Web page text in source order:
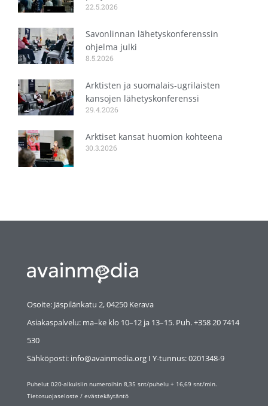
22.5.2026
Savonlinnan lähetyskonferenssin
ohjelma julki
8.5.2026
Arktisten ja suomalais-ugrilaisten
kansojen lähetyskonferenssi
29.4.2026
Arktiset kansat huomion kohteena
30.3.2026
Osoite: Jäspilänkatu 2, 04250 Kerava
Asiakaspalvelu: ma–ke klo 10–12 ja 13–15. Puh. +358 20 7414
530
Sähköposti: info@avainmedia.org I Y-tunnus:0201348-9
Puhelut 020-alkuisiin numeroihin 8,35 snt/puhelu + 16,69 snt/min.
Tietosuojaseloste / evästekäytäntö